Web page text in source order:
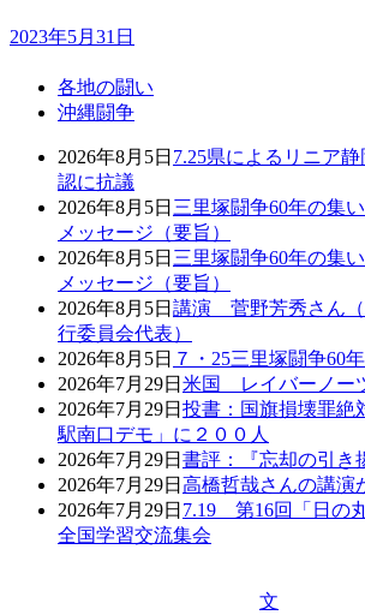
2023年5月31日
各地の闘い
沖縄闘争
2026年8月5日 7.25県によるリニア
認に抗議
2026年8月5日 三里塚闘争60年の集
メッセージ（要旨）
2026年8月5日 三里塚闘争60年の集
メッセージ（要旨）
2026年8月5日 講演 菅野芳秀さん（
行委員会代表）
2026年8月5日 ７・25三里塚闘争60
2026年7月29日 米国 レイバーノー
2026年7月29日 投書：国旗損壊罪絶
駅南口デモ」に２００人
2026年7月29日 書評：『忘却の引き
2026年7月29日 高橋哲哉さんの講演
2026年7月29日 7.19 第16回「日の
全国学習交流集会
文